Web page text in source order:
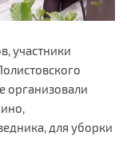
участники
организовали
для уборки